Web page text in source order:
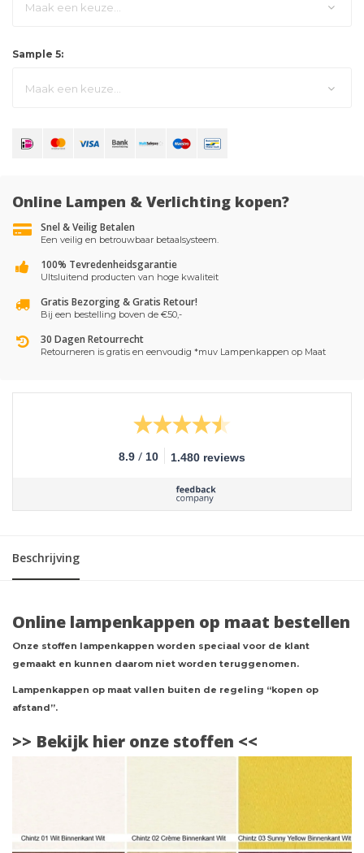
Maak een keuze...
Sample 5:
Maak een keuze...
Online Lampen & Verlichting kopen?
Snel & Veilig Betalen
Een veilig en betrouwbaar betaalsysteem.
100% Tevredenheidsgarantie
UItsluitend producten van hoge kwaliteit
Gratis Bezorging & Gratis Retour!
Bij een bestelling boven de €50,-
30 Dagen Retourrecht
Retourneren is gratis en eenvoudig *muv Lampenkappen op Maat
8.9 / 10 1.480 reviews
Beschrijving
Online lampenkappen op maat bestellen
Onze stoffen lampenkappen worden speciaal voor de klant
gemaakt en kunnen daarom niet worden teruggenomen.
Lampenkappen op maat vallen buiten de regeling “kopen op
afstand”.
>> Bekijk hier onze stoffen <<